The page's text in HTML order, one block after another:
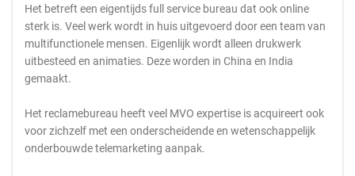
Het betreft een eigentijds full service bureau dat ook online
sterk is. Veel werk wordt in huis uitgevoerd door een team van
multifunctionele mensen. Eigenlijk wordt alleen drukwerk
uitbesteed en animaties. Deze worden in China en India
gemaakt.
Het reclamebureau heeft veel MVO expertise is acquireert ook
voor zichzelf met een onderscheidende en wetenschappelijk
onderbouwde telemarketing aanpak.